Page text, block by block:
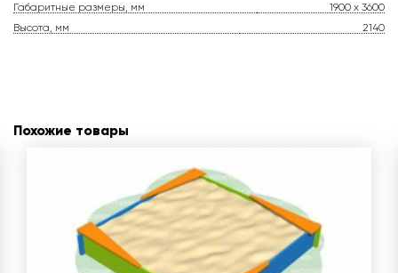
Габаритные размеры, мм
1900 x 3600
Высота, мм
2140
Похожие товары